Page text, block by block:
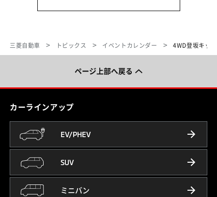
三菱自動車 トピックス イベントカレンダー 4WD登坂キッ
ページ上部へ戻る
カーラインアップ
EV/PHEV
SUV
ミニバン